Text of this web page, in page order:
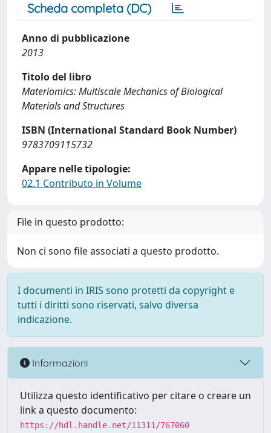
Scheda completa (DC)
Anno di pubblicazione
2013
Titolo del libro
Materiomics: Multiscale Mechanics of Biological
Materials and Structures
ISBN (International Standard Book Number)
9783709115732
Appare nelle tipologie:
02.1 Contributo in Volume
File in questo prodotto:
Non ci sono file associati a questo prodotto.
I documenti in IRIS sono protetti da copyright e
tutti i diritti sono riservati, salvo diversa
indicazione.
Informazioni
Utilizza questo identificativo per citare o creare un
link a questo documento:
https://hdl.handle.net/11311/767060